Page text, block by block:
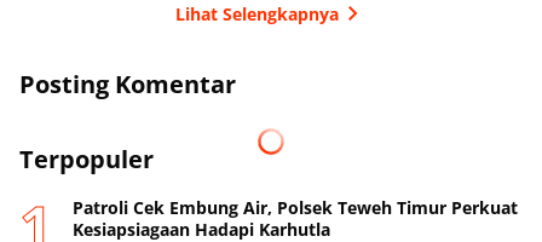
Lihat Selengkapnya
Posting Komentar
Terpopuler
Patroli Cek Embung Air, Polsek Teweh Timur Perkuat
Kesiapsiagaan Hadapi Karhutla